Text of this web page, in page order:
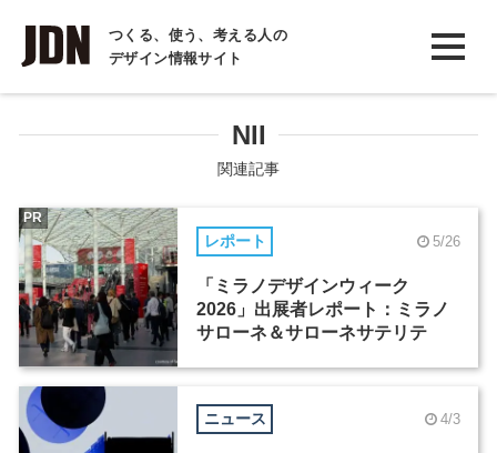
つくる、使う、考える人の
デザイン情報サイト
INTERVIEW
インタビュー
COLUMN
コラム
NII
関連記事
レポート 5/26
「ミラノデザインウィーク
2026」出展者レポート：ミラノ
サローネ＆サローネサテリテ
PR
ニュース 4/3